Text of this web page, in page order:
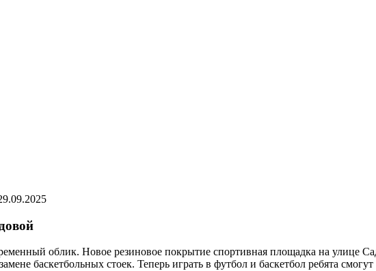
облик. Новое резиновое покрытие спортивная площадка на улице
баскетбольных стоек. Теперь играть в футбол и баскетбол ребята